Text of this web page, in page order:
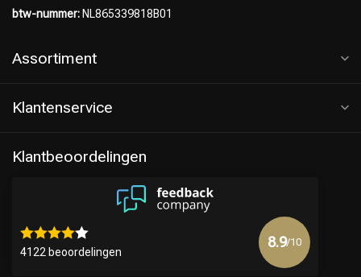
btw-nummer: NL865339818B01
Assortiment
Klantenservice
Klantbeoordelingen
4122 beoordelingen
8.9/10